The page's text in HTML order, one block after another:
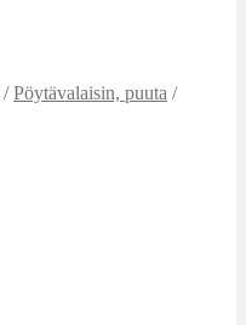
/Pöytävalaisin, puuta /